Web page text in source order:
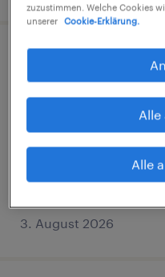
Produktionshelfer
Würzburg, Bayern
€14,53 - €15,00
Industrie und
3. August 2026
zuzustimmen. Welche Cookies
unserer
Cookie-Erklärung.
Alle
Alle